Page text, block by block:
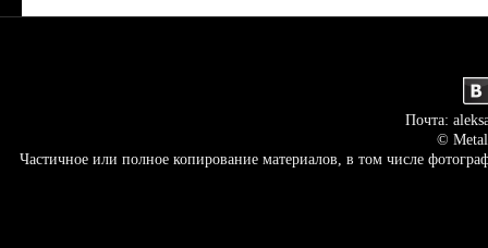
Почта:
©
Частичное или полное копирование материалов, в том числе